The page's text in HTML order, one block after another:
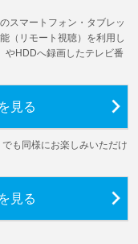
スマートフォン・タブレッ
（リモート視聴）を利用し
やHDDへ録画したテレビ番
見る
も同様にお楽しみいただけ
見る